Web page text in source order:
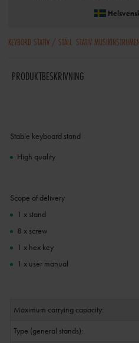
KEYBORD STATIV / STÄLL STATIV
PRODUKTBESKRIVNING
Stable keyboard stand
High quality
Scope of delivery
1 x stand
8 x screw
1 x hex key
1 x user manual
Maximum carrying capacity:
Type (general stands):